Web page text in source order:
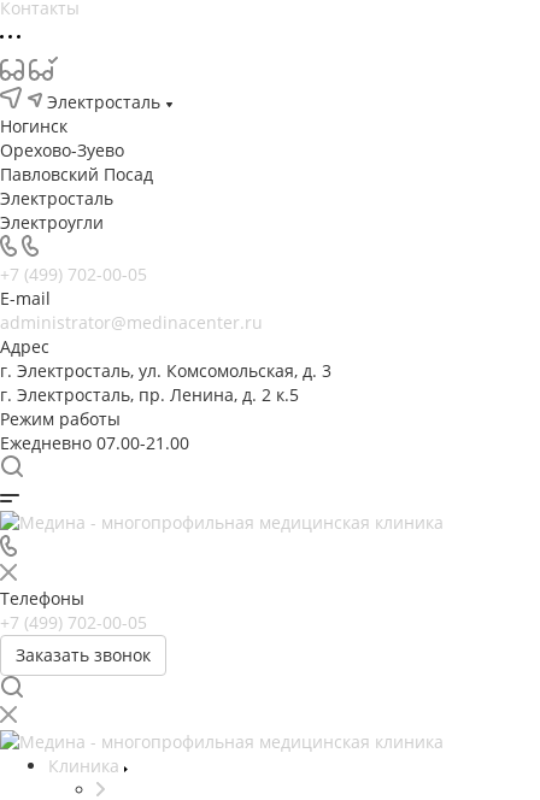
Контакты
Электросталь
Ногинск
Орехово-Зуево
Павловский Посад
Электросталь
Электроугли
+7 (499) 702-00-05
E-mail
administrator@medinacenter.ru
Адрес
г. Электросталь, ул. Комсомольская, д. 3
г. Электросталь, пр. Ленина, д. 2 к.5
Режим работы
Ежедневно 07.00-21.00
Телефоны
+7 (499) 702-00-05
Заказать звонок
Клиника